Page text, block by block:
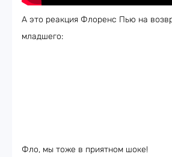
А это реакция Флоренс Пью на
младшего:
Фло, мы тоже в приятном шоке!